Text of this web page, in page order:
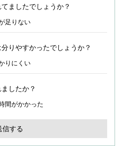
ましたでしょうか？
足りない
りやすかったでしょうか？
りにくい
したか？
間がかかった